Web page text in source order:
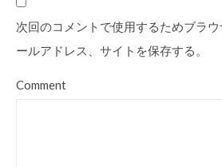
次回のコメントで使用するためブラ
ールアドレス、サイトを保存する。
Comment